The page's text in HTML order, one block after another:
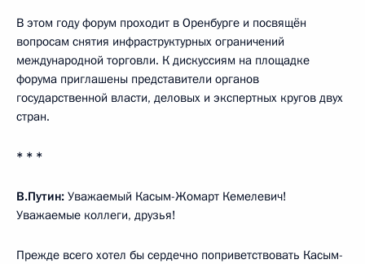
В этом году форум проходит в Оренбурге и посвящён
вопросам снятия инфраструктурных ограничений
международной торговли. К дискуссиям на площадке
форума приглашены представители органов
государственной власти, деловых и экспертных кругов двух
стран.
* * *
В.Путин: Уважаемый Касым-Жомарт Кемелевич!
Уважаемые коллеги, друзья!
Прежде всего хотел бы сердечно поприветствовать Касым-